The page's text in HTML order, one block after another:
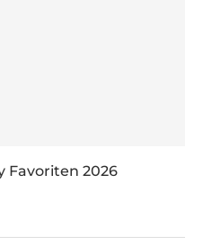
Favoriten 2026